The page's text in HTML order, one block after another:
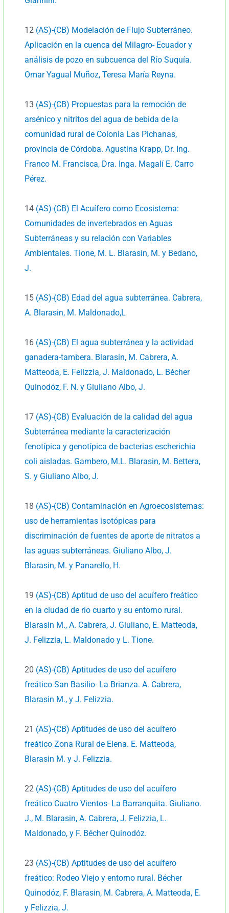
12 (AS)-(CB) Modelación de Flujo Subterráneo.
Aplicación en la cuenca del Milagro- Ecuador y
análisis de pozo en subcuenca del Río Suquía.
Omar Yagual Muñoz, Teresa María Reyna.
13 (AS)-(CB) Propuestas para la remoción de
arsénico y nitritos del agua de bebida de la
comunidad rural de Colonia Las Pichanas,
provincia de Córdoba. Agustina Krapp, Dr. Ing.
Franco M. Francisca, Dra. Inga. Magalí E. Carro
Pérez.
14 (AS)-(CB) El Acuífero como Ecosistema:
Comunidades de invertebrados en Aguas
Subterráneas y su relación con Variables
Ambientales. Tione, M. L. Blarasin, M. y Bedano,
J.
15 (AS)-(CB) Edad del agua subterránea. Cabrera,
A. Blarasin, M. Maldonado,L
16 (AS)-(CB) El agua subterránea y la actividad
ganadera-tambera. Blarasin, M. Cabrera, A.
Matteoda, E. Felizzia, J. Maldonado, L. Bécher
Quinodóz, F. N. y Giuliano Albo, J.
17 (AS)-(CB) Evaluación de la calidad del agua
Subterránea mediante la caracterización
fenotípica y genotípica de bacterias escherichia
coli aisladas. Gambero, M.L. Blarasin, M. Bettera,
S. y Giuliano Albo, J.
18 (AS)-(CB) Contaminación en Agroecosistemas:
uso de herramientas isotópicas para
discriminación de fuentes de aporte de nitratos a
las aguas subterráneas. Giuliano Albo, J.
Blarasin, M. y Panarello, H.
19 (AS)-(CB) Aptitud de uso del acuífero freático
en la ciudad de rio cuarto y su entorno rural.
Blarasin M., A. Cabrera, J. Giuliano, E. Matteoda,
J. Felizzia, L. Maldonado y L. Tione.
20 (AS)-(CB) Aptitudes de uso del acuífero
freático San Basilio- La Brianza. A. Cabrera,
Blarasin M., y J. Felizzia.
21 (AS)-(CB) Aptitudes de uso del acuífero
freático Zona Rural de Elena. E. Matteoda,
Blarasin M. y J. Felizzia.
22 (AS)-(CB) Aptitudes de uso del acuífero
freático Cuatro Vientos- La Barranquita. Giuliano.
J., M. Blarasin, A. Cabrera, J. Felizzia, L.
Maldonado, y F. Bécher Quinodóz.
23 (AS)-(CB) Aptitudes de uso del acuífero
freático: Rodeo Viejo y entorno rural. Bécher
Quinodóz, F. Blarasin, M. Cabrera, A. Matteoda, E.
y Felizzia, J.